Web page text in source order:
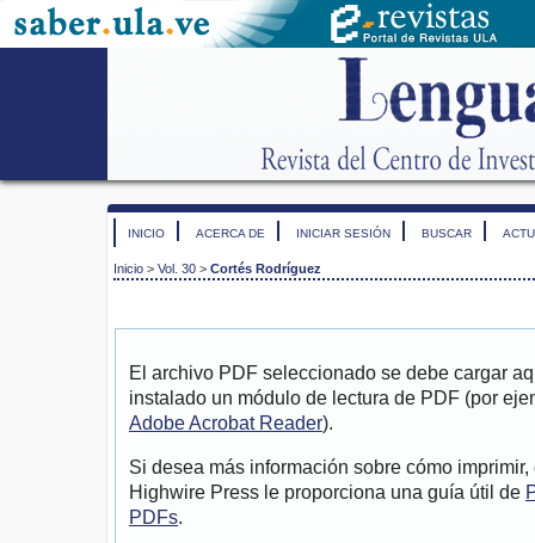
INICIO ACERCA DE INICIAR SESIÓN BUSCAR
Inicio > Vol. 30 > Cortés Rodríguez
El archivo PDF seleccionado se debe cargar
instalado un módulo de lectura de PDF (por
Adobe Acrobat Reader).
Si desea más información sobre cómo
Highwire Press le proporciona una guía útil de
PDFs.